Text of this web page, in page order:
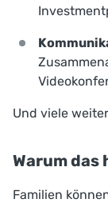
Und viele
Warum
Familien